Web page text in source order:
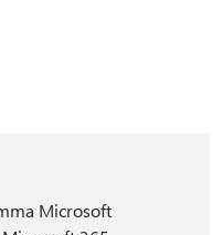
Microsoft